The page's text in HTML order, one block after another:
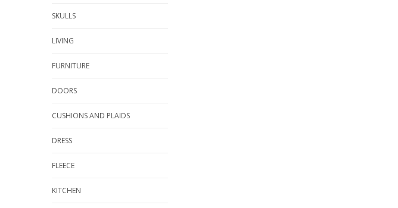
SKULLS
LIVING
FURNITURE
DOORS
CUSHIONS AND PLAIDS
DRESS
FLEECE
KITCHEN